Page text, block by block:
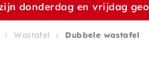
donderdag en vrijdag
Wastafel Dubbele wastafel